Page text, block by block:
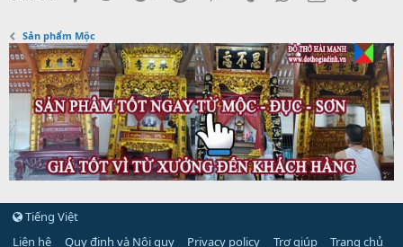
Sản phẩm Mộc
Tiếng Việt
Liên hệ
Quy định và Nội quy Privacy policy Trợ giúp Trang chủ